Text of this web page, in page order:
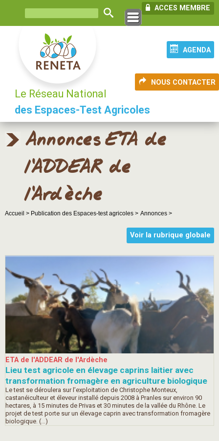
ACCES MEMBRE
AGENDA
NOUS CONTACTER
Le Réseau National
des Espaces-Test Agricoles
Annonces ETA de
l'ADDEAR de
l'Ardèche
Accueil > Publication des Espaces-test agricoles > Annonces >
Voir la rubrique globale
ETA de l'ADDEAR de l'Ardèche
Lieu test agricole en élevage caprins laitier avec
transformation fromagère en agriculture biologique
Le test se déroulera sur l’exploitation de Christophe Monteux,
castanéiculteur et éleveur installé depuis 2008 à Pranles sur environ 90
hectares, à 15 minutes de Privas et 30 minutes de la vallée du Rhône. Le
projet de test porte sur un élevage caprin avec transformation fromagère
biologique. (…)